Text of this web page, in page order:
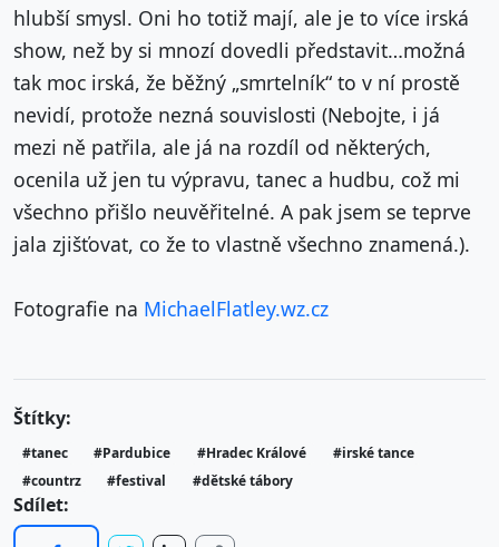
hlubší smysl. Oni ho totiž mají, ale je to více irská
show, než by si mnozí dovedli představit…možná
tak moc irská, že běžný „smrtelník“ to v ní prostě
nevidí, protože nezná souvislosti (Nebojte, i já
mezi ně patřila, ale já na rozdíl od některých,
ocenila už jen tu výpravu, tanec a hudbu, což mi
všechno přišlo neuvěřitelné. A pak jsem se teprve
jala zjišťovat, co že to vlastně všechno znamená.).
Fotografie na MichaelFlatley.wz.cz
Štítky:
#tanec #Pardubice #Hradec Králové
#irské tance
#countrz
#festival #dětské tábory
Sdílet: